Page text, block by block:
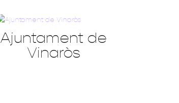
Ajuntament de
Vinaròs